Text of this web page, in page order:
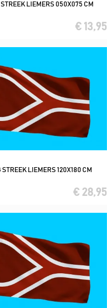
In winkelwagen
LIEMERS 050X075 CM
€ 13,95
In winkelwagen
STREEK LIEMERS 120X180 CM
€ 28,95